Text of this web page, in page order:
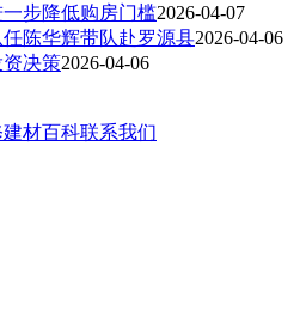
步降低购房门槛2026-04-07
陈华辉带队赴罗源县2026-04-06
决策2026-04-06
材百科联系我们